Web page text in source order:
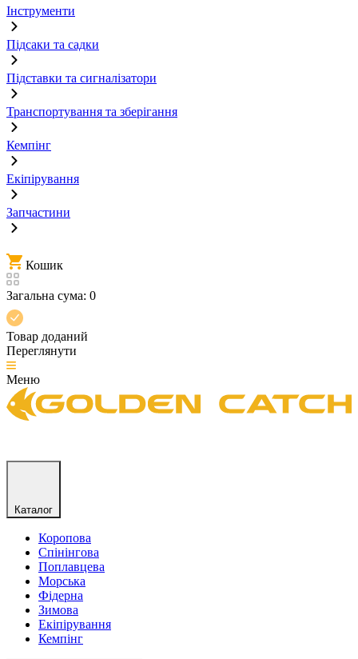
Інструменти
Підсаки та садки
Підставки та сигналізатори
Транспортування та зберігання
Кемпінг
Екіпірування
Запчастини
Кошик
Загальна сума: 0
Товар доданий
Переглянути
Меню
Каталог
Коропова
Спінінгова
Поплавцева
Морська
Фідерна
Зимова
Екіпірування
Кемпінг